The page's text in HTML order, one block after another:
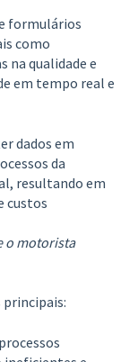
formulários
como
na qualidade e
em tempo real e
dados em
da
resultando em
custos
o motorista
principais: